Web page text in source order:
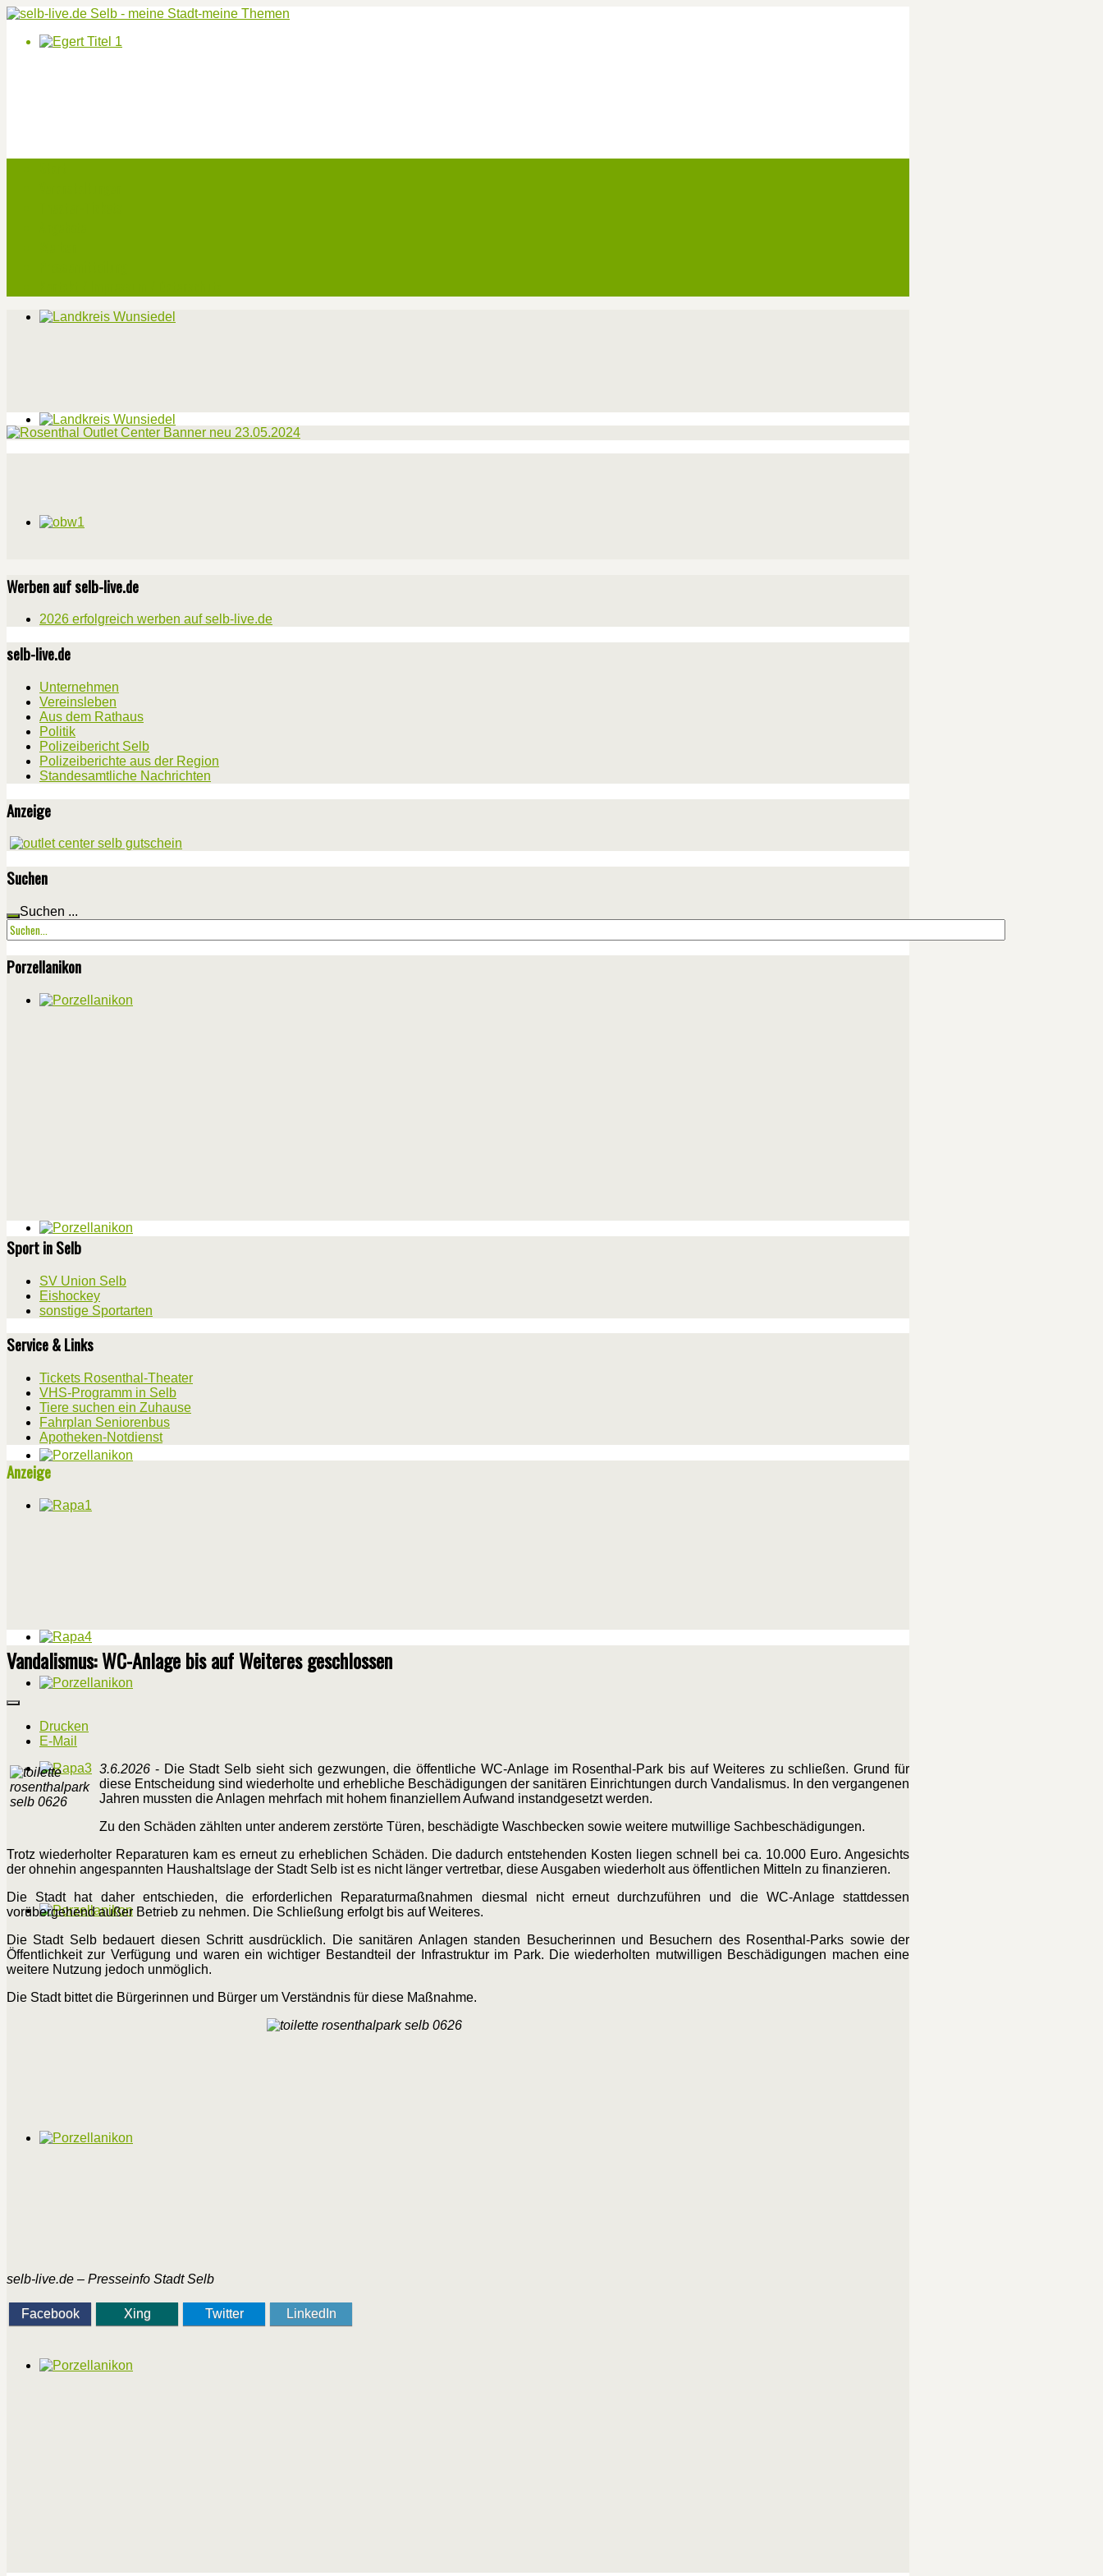
Werben auf selb-live.de
2026 erfolgreich werben auf selb-live.de
selb-live.de
Unternehmen
Vereinsleben
Aus dem Rathaus
Politik
Polizeibericht Selb
Polizeiberichte aus der Region
Standesamtliche Nachrichten
Anzeige
Suchen
Suchen ...
Porzellanikon
Sport in Selb
SV Union Selb
Eishockey
sonstige Sportarten
Service & Links
Tickets Rosenthal-Theater
VHS-Programm in Selb
Tiere suchen ein Zuhause
Fahrplan Seniorenbus
Apotheken-Notdienst
Anzeige
Vandalismus: WC-Anlage bis auf Weiteres geschlossen
Drucken
E-Mail
3.6.2026 - Die Stadt Selb sieht sich gezwungen, die öffentliche WC-Anlage im Rosenthal-Park bis auf Weiteres zu schließen. Grund für
diese Entscheidung sind wiederholte und erhebliche Beschädigungen der sanitären Einrichtungen durch Vandalismus. In den vergangenen
Jahren mussten die Anlagen mehrfach mit hohem finanziellem Aufwand instandgesetzt werden.
Zu den Schäden zählten unter anderem zerstörte Türen, beschädigte Waschbecken sowie weitere mutwillige Sachbeschädigungen.
Trotz wiederholter Reparaturen kam es erneut zu erheblichen Schäden. Die dadurch entstehenden Kosten liegen schnell bei ca. 10.000 Euro. Angesichts
der ohnehin angespannten Haushaltslage der Stadt Selb ist es nicht länger vertretbar, diese Ausgaben wiederholt aus öffentlichen Mitteln zu finanzieren.
Die Stadt hat daher entschieden, die erforderlichen Reparaturmaßnahmen diesmal nicht erneut durchzuführen und die WC-Anlage stattdessen
vorübergehend außer Betrieb zu nehmen. Die Schließung erfolgt bis auf Weiteres.
Die Stadt Selb bedauert diesen Schritt ausdrücklich. Die sanitären Anlagen standen Besucherinnen und Besuchern des Rosenthal-Parks sowie der
Öffentlichkeit zur Verfügung und waren ein wichtiger Bestandteil der Infrastruktur im Park. Die wiederholten mutwilligen Beschädigungen machen eine
weitere Nutzung jedoch unmöglich.
Die Stadt bittet die Bürgerinnen und Bürger um Verständnis für diese Maßnahme.
selb-live.de – Presseinfo Stadt Selb
Facebook Xing Twitter LinkedIn